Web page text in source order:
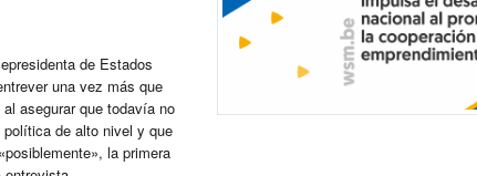
de Estados
una vez más que
asegurar que todavía no
de alto nivel y que
la primera